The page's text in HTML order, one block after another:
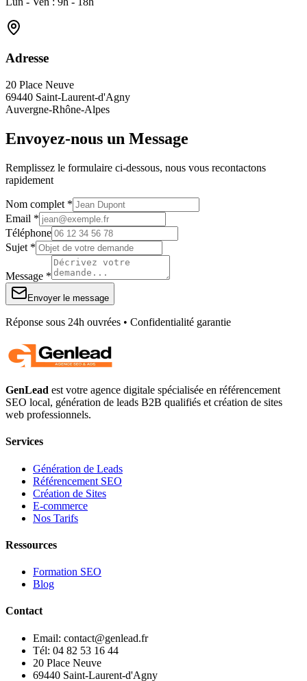
Adresse
20 Place Neuve
69440 Saint-Laurent-d'Agny
Auvergne-Rhône-Alpes
Envoyez-nous un Message
Remplissez le formulaire ci-dessous, nous vous recontactons
rapidement
Nom complet *
Email *
Téléphone
Sujet *
Message *
Envoyer le message
Réponse sous 24h ouvrées • Confidentialité garantie
GenLead est votre agence digitale spécialisée en référencement
SEO local, génération de leads B2B qualifiés et création de sites
web professionnels.
Services
Génération de Leads
Référencement SEO
Création de Sites
E-commerce
Nos Tarifs
Ressources
Formation SEO
Blog
Contact
Email: contact@genlead.fr
Tél: 04 82 53 16 44
20 Place Neuve
69440 Saint-Laurent-d'Agny